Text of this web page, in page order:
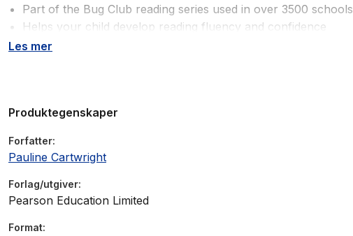
Part of the Bug Club reading series used in over 3500 schools
Helps your child develop reading fluency and confidence
Suitable for children age 6-7 (Year 2)
Les mer
Produktegenskaper
Forfatter
Pauline Cartwright
Forlag/utgiver
Pearson Education Limited
Format